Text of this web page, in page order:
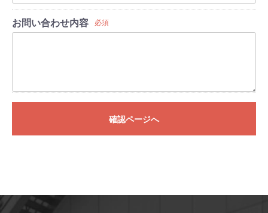
お問い合わせ内容 必須
確認ページへ